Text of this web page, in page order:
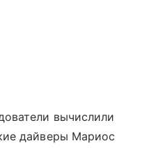
вычислили
дайверы Мариос